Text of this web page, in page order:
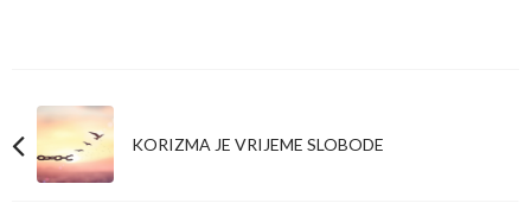
KORIZMA JE VRIJEME SLOBODE